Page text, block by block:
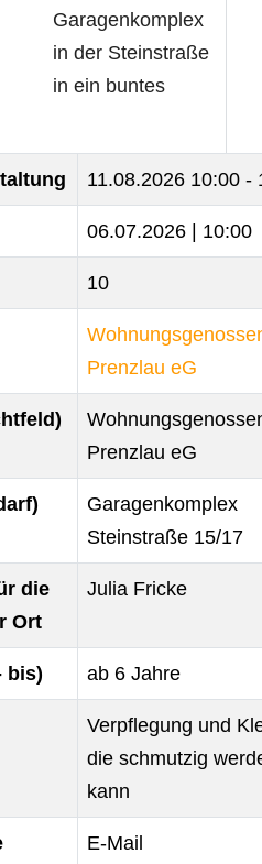
Garagenkomplex
in der Steinstraße
in ein buntes
11.08.2026 10:00 -
06.07.2026 | 10:00
10
Prenzlau eG
Prenzlau eG
Garagenkomplex
Steinstraße 15/17
die
Ort
Julia Fricke
bis) ab 6 Jahre
Verpflegung und
die schmutzig
kann
E-Mail